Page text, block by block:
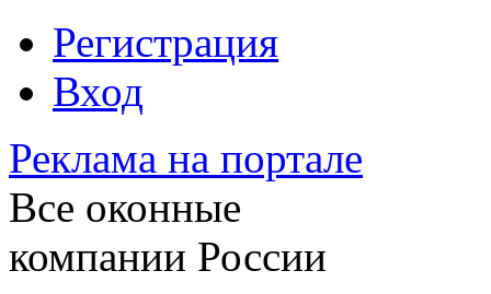
Регистрация
Вход
Реклама на портале
Все оконные
компании России